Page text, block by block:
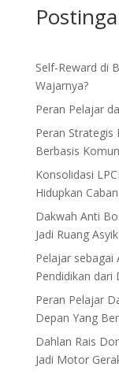
Self-Reward di
Wajarnya?
Peran Pelajar
Peran
Berbasis
Konsolidasi
Hidupkan
Dakwah Anti
Jadi Ruang
Pelajar sebagai
Pendidikan dari
Peran Pelajar
Depan Yang
Dahlan Rais
Jadi Motor